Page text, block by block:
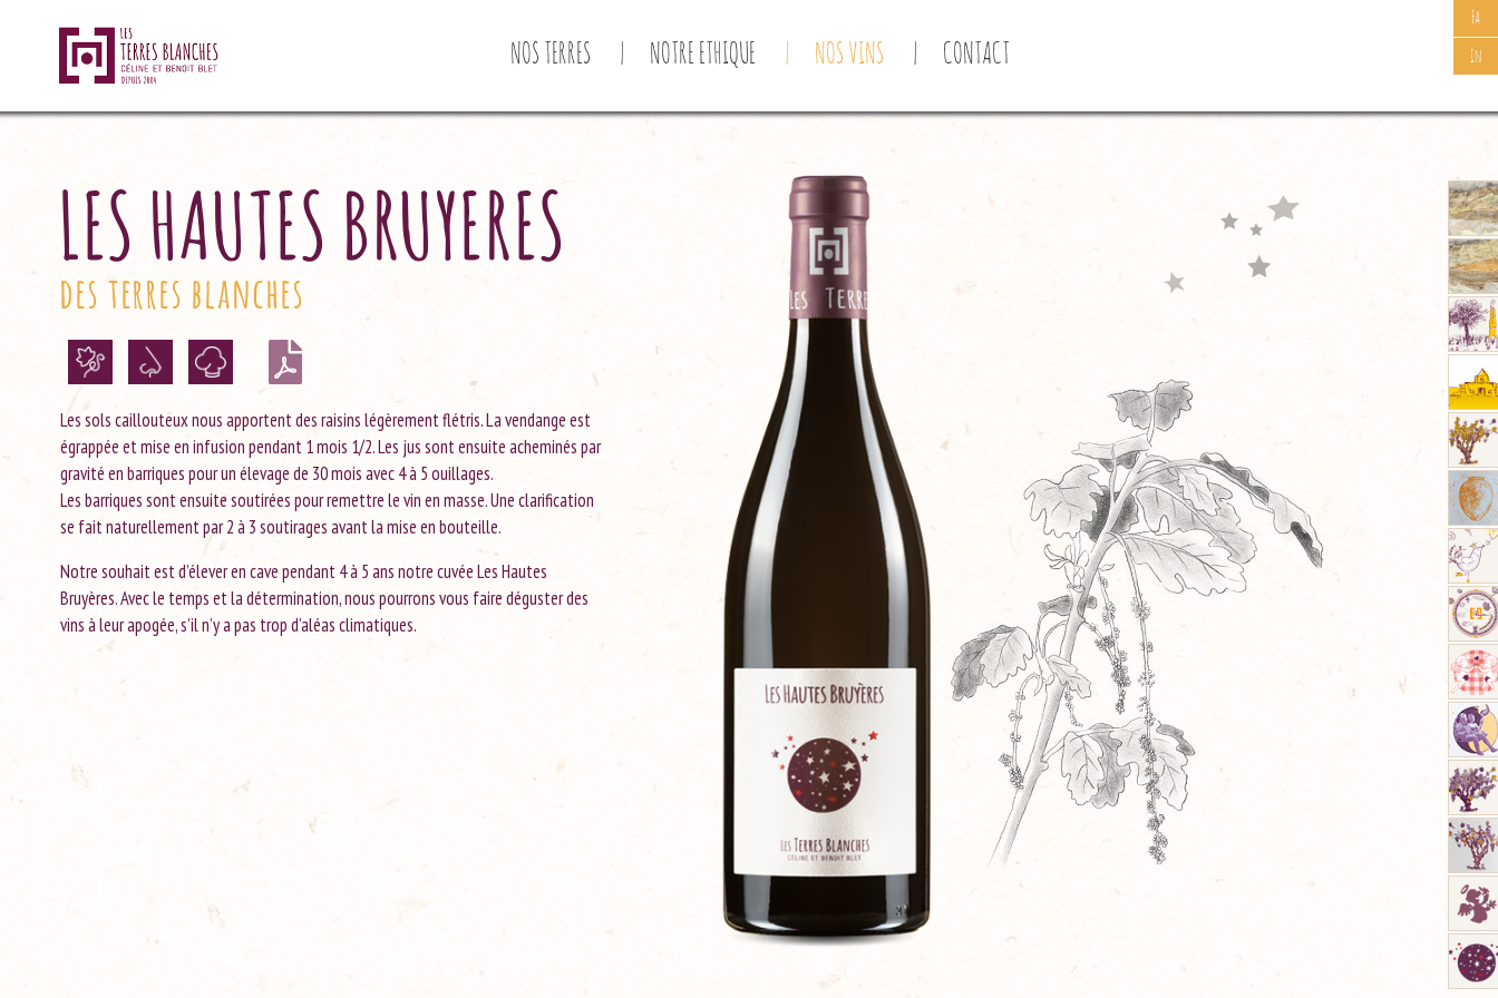
NOS TERRES NOTRE ETHIQUE NOS VINS CONTACT
Fa
In
LES HAUTES BRUYERES
des terres blanches
Les sols caillouteux nous apportent des raisins légèrement flétris. La vendange est
égrappée et mise en infusion pendant 1 mois 1/2. Les jus sont ensuite acheminés par
gravité en barriques pour un élevage de 30 mois avec 4 à 5 ouillages.
Les barriques sont ensuite soutirées pour remettre le vin en masse. Une clarification
se fait naturellement par 2 à 3 soutirages avant la mise en bouteille.
Notre souhait est d’élever en cave pendant 4 à 5 ans notre cuvée Les Hautes
Bruyères. Avec le temps et la détermination, nous pourrons vous faire déguster des
vins à leur apogée, s’il n’y a pas trop d’aléas climatiques.